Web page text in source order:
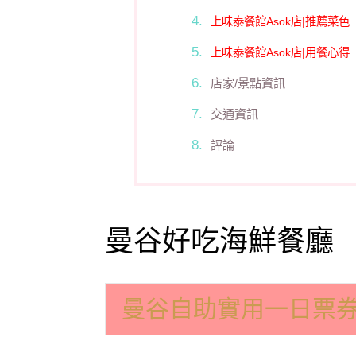
上味泰餐館Asok店|推薦菜色
上味泰餐館Asok店|用餐心得
店家/景點資訊
交通資訊
評論
曼谷好吃海鮮餐廳
曼谷自助實用一日票